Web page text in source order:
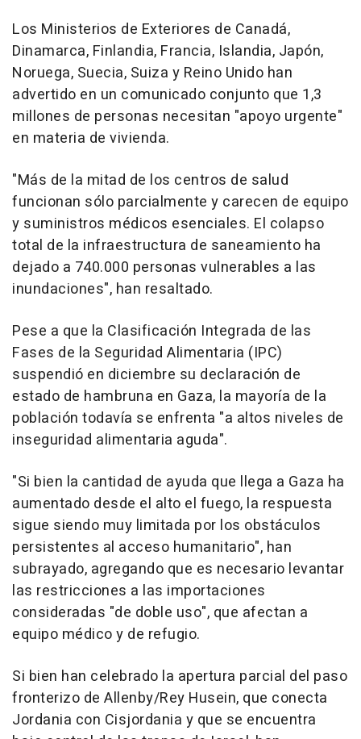
Los Ministerios de Exteriores de Canadá,
Dinamarca, Finlandia, Francia, Islandia, Japón,
Noruega, Suecia, Suiza y Reino Unido han
advertido en un comunicado conjunto que 1,3
millones de personas necesitan "apoyo urgente"
en materia de vivienda.
"Más de la mitad de los centros de salud
funcionan sólo parcialmente y carecen de equipo
y suministros médicos esenciales. El colapso
total de la infraestructura de saneamiento ha
dejado a 740.000 personas vulnerables a las
inundaciones", han resaltado.
Pese a que la Clasificación Integrada de las
Fases de la Seguridad Alimentaria (IPC)
suspendió en diciembre su declaración de
estado de hambruna en Gaza, la mayoría de la
población todavía se enfrenta "a altos niveles de
inseguridad alimentaria aguda".
"Si bien la cantidad de ayuda que llega a Gaza ha
aumentado desde el alto el fuego, la respuesta
sigue siendo muy limitada por los obstáculos
persistentes al acceso humanitario", han
subrayado, agregando que es necesario levantar
las restricciones a las importaciones
consideradas "de doble uso", que afectan a
equipo médico y de refugio.
Si bien han celebrado la apertura parcial del paso
fronterizo de Allenby/Rey Husein, que conecta
Jordania con Cisjordania y que se encuentra